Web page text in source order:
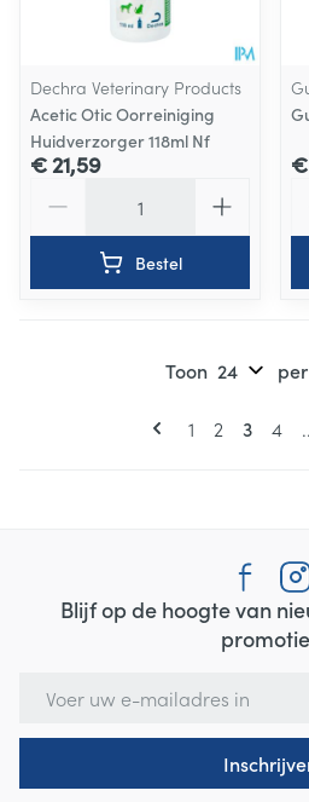
Dechra Veterinary Products
Acetic Otic Oorreiniging
Huidverzorger 118ml Nf
€ 21,59
Bestel
Pagina
1 Pagina
2 U lees
3 4
Toon
Blijf op de hoogte van